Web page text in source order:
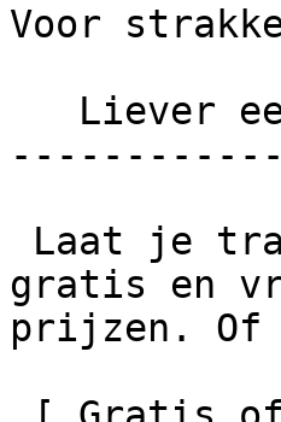
Voor
gratis en
prijzen. Of